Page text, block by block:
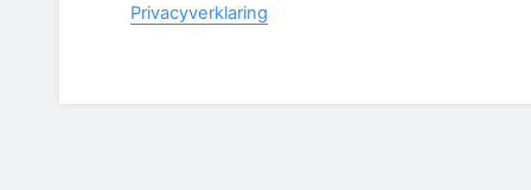
Privacyverklaring